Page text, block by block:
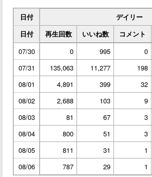
日付
デイリー
日付
再生回数 いいね数 コメント
07/30
0 995 0
07/31
135,063 11,277 198
08/01
4,891 399 32
08/02
2,688 103 9
08/03
81 67 3
08/04
800 51 3
08/05
811 31 1
08/06
787 29 1